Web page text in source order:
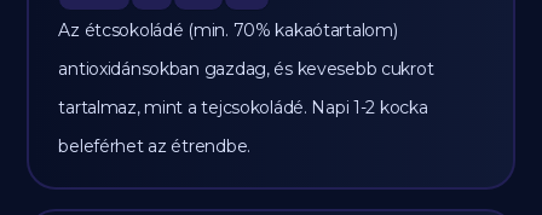
Az étcsokoládé (min. 70% kakaótartalom)
antioxidánsokban gazdag, és kevesebb cukrot
tartalmaz, mint a tejcsokoládé. Napi 1-2 kocka
beleférhet az étrendbe.